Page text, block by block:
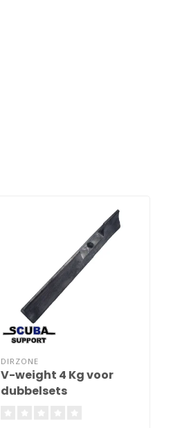
DIRZONE
V-weight 4 Kg voor
dubbelsets